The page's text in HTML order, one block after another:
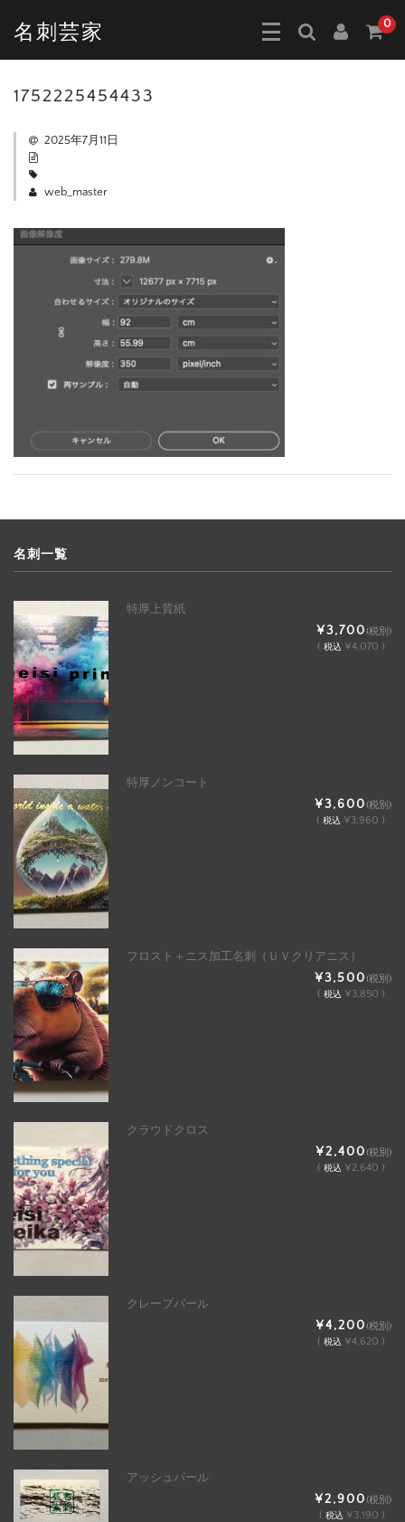
名刺芸家 0
1752225454433
2025年7月11日
web_master
名刺一覧
特厚上質紙
¥3,700(税別)
( 税込 ¥4,070 )
特厚ノンコート
¥3,600(税別)
( 税込 ¥3,960 )
フロスト＋ニス加工名刺（ＵＶクリアニス）
¥3,500(税別)
( 税込 ¥3,850 )
クラウドクロス
¥2,400(税別)
( 税込 ¥2,640 )
クレープパール
¥4,200(税別)
( 税込 ¥4,620 )
アッシュパール
¥2,900(税別)
( 税込 ¥3,190 )